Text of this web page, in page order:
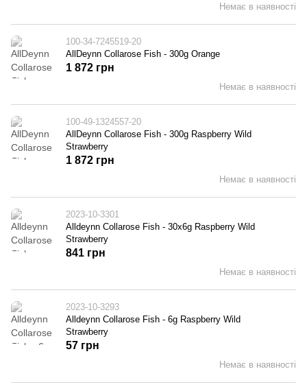
Немає в наявності
100-34-7245519-20
AllDeynn Collarose Fish - 300g Orange
Немає в наявності
1 872 грн
100-49-1324557-20
AllDeynn Collarose Fish - 300g Raspberry Wild
Strawberry
Немає в наявності
1 872 грн
2023-10-3301
Alldeynn Collarose Fish - 30х6g Raspberry Wild
Strawberry
Немає в наявності
841 грн
2023-10-3293
Alldeynn Collarose Fish - 6g Raspberry Wild
Strawberry
Немає в наявності
57 грн